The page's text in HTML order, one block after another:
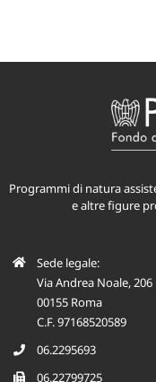
Programmi di natura
Sede legale:
Via Andrea Noale, 206
00155 Roma
C.F. 97168520589
06.2295693